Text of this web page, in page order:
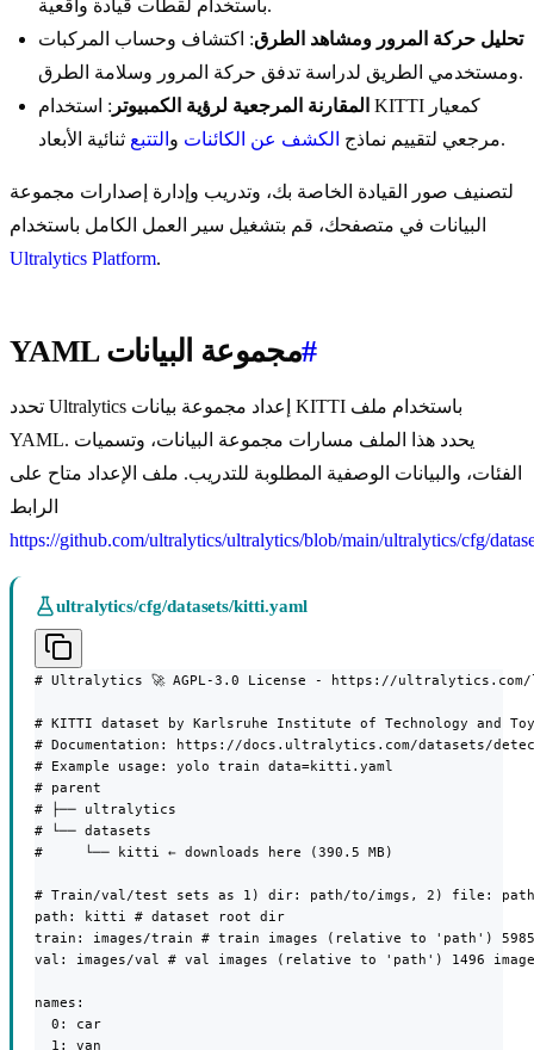
باستخدام لقطات قيادة واقعية.
تحليل حركة المرور ومشاهد الطرق: اكتشاف وحساب المركبات
ومستخدمي الطريق لدراسة تدفق حركة المرور وسلامة الطرق.
المقارنة المرجعية لرؤية الكمبيوتر : استخدام KITTI كمعيار
مرجعي لتقييم نماذج الكشف عن الكائنات و التتبع ثنائية الأبعاد.
لتصنيف صور القيادة الخاصة بك، وتدريب وإدارة إصدارات مجموعة
البيانات في متصفحك، قم بتشغيل سير العمل الكامل باستخدام
Ultralytics Platform.
YAML مجموعة البيانات#
تحدد Ultralytics إعداد مجموعة بيانات KITTI باستخدام ملف
YAML. يحدد هذا الملف مسارات مجموعة البيانات، وتسميات
الفئات، والبيانات الوصفية المطلوبة للتدريب. ملف الإعداد متاح على
الرابط
https://github.com/ultralytics/ultralytics/blob/main/ultralytics/cfg/
ultralytics/cfg/datasets/kitti.yaml
# Ultralytics 🚀 AGPL-3.0 License - https://ultralytics.com/
# KITTI dataset by Karlsruhe Institute of Technology and
# Documentation: https://docs.ultralytics.com/datasets/
# Example usage: yolo train data=kitti.yaml
# parent
# ├── ultralytics
# └── datasets
#     └── kitti ← downloads here (390.5 MB)
# Train/val/test sets as 1) dir: path/to/imgs, 2) file:
path: kitti # dataset root dir
train: images/train # train images (relative to 'path') 5985
val: images/val # val images (relative to 'path') 1496
names:
  0: car
  1: van